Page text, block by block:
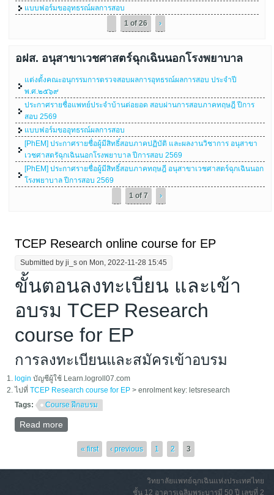
แบบฟอร์มขออุทธรณ์ผลการสอบ
1 of 26
›
อฝส. อนุสาขาเวชศาสตร์ฉุกเฉินนอกโรงพยาบาล
แต่งตั้งคณะอนุกรรมการตรวจสอบผลการอุทธรณ์ผลการสอบ ประจำปี
พ.ศ.๒๕๖๙
ประกาศรายชื่อแพทย์ประจำบ้านต่อยอด สอบผ่านการสอบภาคทฤษฎี ปีการ
สอบ 2569
แบบฟอร์มขออุทธรณ์ผลการสอบ
[PhEM] ประกาศรายชื่อผู้มีสิทธิ์สอบภาคปฏิบัติ และผลงานวิชาการ อนุสาขา
เวชศาสตรัฉุกเฉินนอกโรงพยาบาล ปีการสอบ 2569
[PhEM] ประกาศรายชื่อผู้มีสิทธิ์สอบภาคทฤษฎี อนุสาขาเวชศาสตร์ฉุกเฉินนอก
โรงพยาบาล ปีการสอบ 2569
1 of 7
›
TCEP Research online course for EP
Submitted byji_s on Mon, 2022-11-28 15:45
ขั้นตอนลงทะเบียน และเข้า
อบรม TCEP Research
course for EP
การลงทะเบียนและสมัครเข้าอบรม
login บัญชีผู้ใช้ Learn.logroll07.com
ไปที่TCEP Research course for EP > enrolment key: letsresearch
Tags:
Course ฝึกอบรม
Read more
« first ‹ previous 1 2 3
วิทยาลัยแพทย์ฉุกเฉินแห่งประเทศไทย
ชั้น 12 อาคารเฉลิมพระบารมี 50 ปี เลขที่ 2